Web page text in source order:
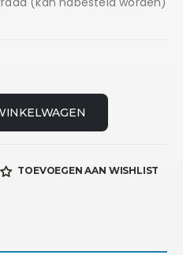
TOEVOEGEN AAN WISHLIST